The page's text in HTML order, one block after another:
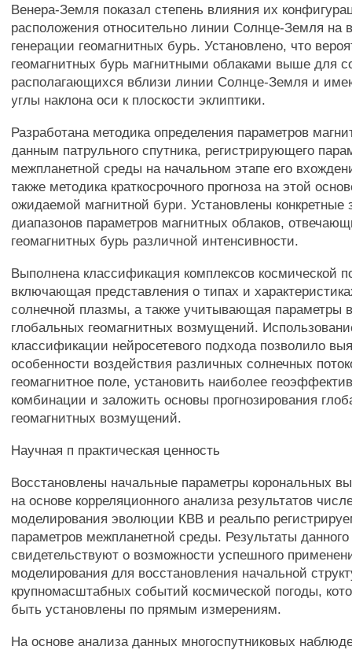
Венера-Земля показал степень влияния их
расположения относительно линии Солнце-Земля на
генерации геомагнитных бурь. Установлено, что
геомагнитных бурь магнитными облаками выше для
располагающихся вблизи линии Солнце-Земля и
углы наклона оси к плоскости эклиптики.
Разработана методика определения параметров
данным патрульного спутника, регистрирующего
межпланетной среды на начальном этапе его
также методика краткосрочного прогноза на этой
ожидаемой магнитной бури. Установлены конкретные
диапазонов параметров магнитных облаков,
геомагнитных бурь различной интенсивности.
Выполнена классификация комплексов космической
включающая представления о типах и
солнечной плазмы, а также учитывающая параметры
глобальных геомагнитных возмущений.
классификации нейросетевого подхода позволило
особенности воздействия различных солнечных
геомагнитное поле, установить наиболее
комбинации и заложить основы прогнозирования
геомагнитных возмущений.
Научная п практическая ценность
Восстановлены начальные параметры корональных
на основе корреляционного анализа результатов
моделирования эволюции КВВ и реальпо
параметров межпланетной среды. Результаты
свидетельствуют о возможности успешного
моделирования для восстановления начальной
крупномасштабных событий космической погоды,
быть установлены по прямым измерениям.
На основе анализа данных многоспутниковых